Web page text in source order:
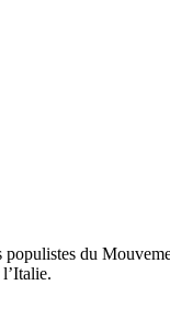
du